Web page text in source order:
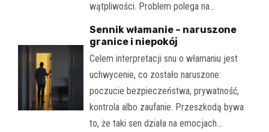
wątpliwości. Problem polega na…
Sennik włamanie – naruszone
granice i niepokój
Celem interpretacji snu o włamaniu jest
uchwycenie, co zostało naruszone:
poczucie bezpieczeństwa, prywatność,
kontrola albo zaufanie. Przeszkodą bywa
to, że taki sen działa na emocjach…